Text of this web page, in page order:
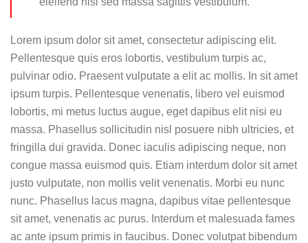
Lorem ipsum dolor sit amet, consectetur adipiscing elit.
Pellentesque quis eros lobortis, vestibulum turpis ac,
pulvinar odio. Praesent vulputate a elit ac mollis. In sit amet
ipsum turpis. Pellentesque venenatis, libero vel euismod
lobortis, mi metus luctus augue, eget dapibus elit nisi eu
massa. Phasellus sollicitudin nisl posuere nibh ultricies, et
fringilla dui gravida. Donec iaculis adipiscing neque, non
congue massa euismod quis. Etiam interdum dolor sit amet
justo vulputate, non mollis velit venenatis. Morbi eu nunc
nunc. Phasellus lacus magna, dapibus vitae pellentesque
sit amet, venenatis ac purus. Interdum et malesuada fames
ac ante ipsum primis in faucibus. Donec volutpat bibendum